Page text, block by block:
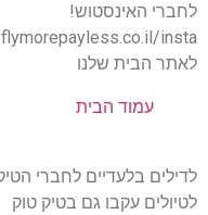
לחברי האינסטוש!
insta
לאתר הבית שלנו
עמוד הבית
לדילים בלעדיים לחברי
לטיולים עקבו גם בטיק טוק